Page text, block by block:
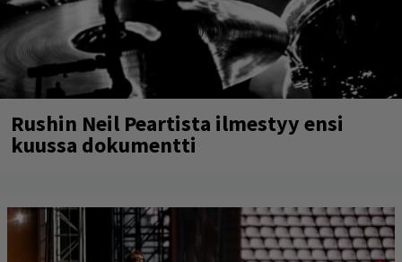
Rushin Neil Peartista ilmestyy ensi
kuussa dokumentti